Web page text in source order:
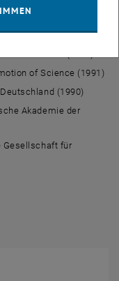
of Science (1991)
(1990)
Akademie der
Gesellschaft für
eine externe URL in